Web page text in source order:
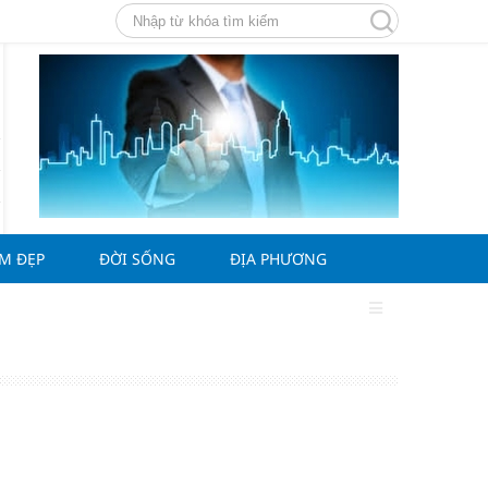
ĐẸP ĐỜI SỐNG ĐỊA PHƯƠNG